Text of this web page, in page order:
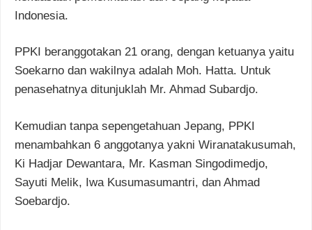
Indonesia.
PPKI beranggotakan 21 orang, dengan ketuanya yaitu
Soekarno dan wakilnya adalah Moh. Hatta. Untuk
penasehatnya ditunjuklah Mr. Ahmad Subardjo.
Kemudian tanpa sepengetahuan Jepang, PPKI
menambahkan 6 anggotanya yakni Wiranatakusumah,
Ki Hadjar Dewantara, Mr. Kasman Singodimedjo,
Sayuti Melik, Iwa Kusumasumantri, dan Ahmad
Soebardjo.